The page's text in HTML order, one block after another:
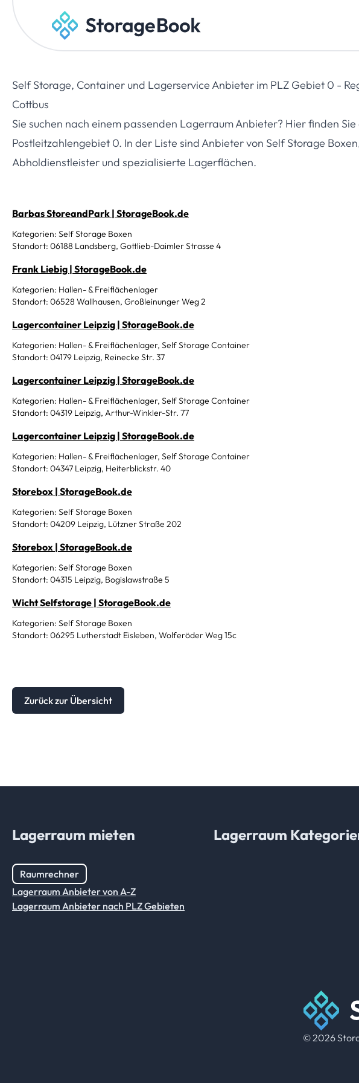
Self Storage, Container und Lagerservice Anbieter im PLZ Gebiet 0 -
Cottbus
Sie suchen nach einem passenden Lagerraum Anbieter? Hier finden
Postleitzahlengebiet 0. In der Liste sind Anbieter von Self Storage
Abholdienstleister und spezialisierte Lagerflächen.
Barbas StoreandPark | StorageBook.de
Kategorien: Self Storage Boxen
Standort: 06188 Landsberg, Gottlieb-Daimler Strasse 4
Frank Liebig | StorageBook.de
Kategorien: Hallen- & Freiflächenlager
Standort: 06528 Wallhausen, Großleinunger Weg 2
Lagercontainer Leipzig | StorageBook.de
Kategorien: Hallen- & Freiflächenlager, Self Storage Container
Standort: 04179 Leipzig, Reinecke Str. 37
Lagercontainer Leipzig | StorageBook.de
Kategorien: Hallen- & Freiflächenlager, Self Storage Container
Standort: 04319 Leipzig, Arthur-Winkler-Str. 77
Lagercontainer Leipzig | StorageBook.de
Kategorien: Hallen- & Freiflächenlager, Self Storage Container
Standort: 04347 Leipzig, Heiterblickstr. 40
Storebox | StorageBook.de
Kategorien: Self Storage Boxen
Standort: 04209 Leipzig, Lützner Straße 202
Storebox | StorageBook.de
Kategorien: Self Storage Boxen
Standort: 04315 Leipzig, Bogislawstraße 5
Wicht Selfstorage | StorageBook.de
Kategorien: Self Storage Boxen
Standort: 06295 Lutherstadt Eisleben, Wolferöder Weg 15c
Zurück zur Übersicht
Lagerraum mieten
Raumrechner
Lagerraum Anbieter von A-Z
Lagerraum Anbieter nach PLZ Gebieten
Lagerraum
© 2026